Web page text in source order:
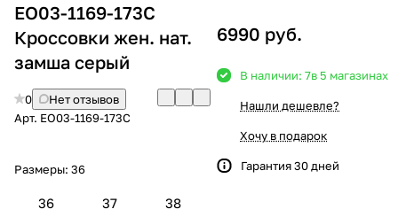
EO03-1169-173C
Кроссовки жен. нат.
замша серый
0
Нет отзывов
Арт. EO03-1169-173C
Размеры: 36
36 37 38
6990 руб.
В наличии: 7в 5 магазинах
Нашли дешевле?
Хочу в подарок
Гарантия 30 дней